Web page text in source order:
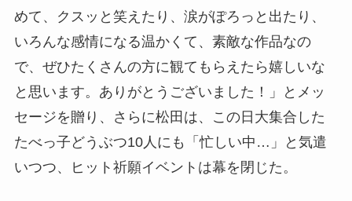
めて、クスッと笑えたり、涙がぽろっと出たり、
いろんな感情になる温かくて、素敵な作品なの
で、ぜひたくさんの方に観てもらえたら嬉しいな
と思います。ありがとうございました！」とメッ
セージを贈り、さらに松田は、この日大集合した
たべっ子どうぶつ10人にも「忙しい中…」と気遣
いつつ、ヒット祈願イベントは幕を閉じた。